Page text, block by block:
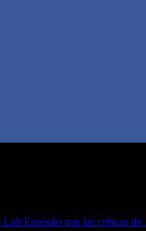
Espósito tras las críticas